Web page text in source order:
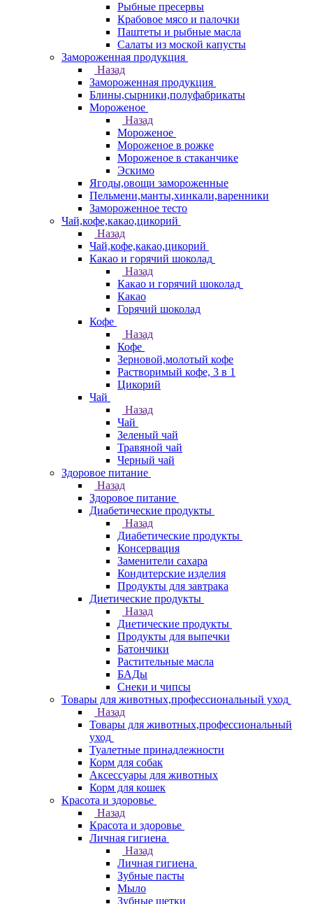
Рыбные пресервы
Крабовое мясо и палочки
Паштеты и рыбные масла
Салаты из моской капусты
Замороженная продукция
Назад
Замороженная продукция
Блины,сырники,полуфабрикаты
Мороженое
Назад
Мороженое
Мороженое в рожке
Мороженое в стаканчике
Эскимо
Ягоды,овощи замороженные
Пельмени,манты,хинкали,варенники
Замороженное тесто
Чай,кофе,какао,цикорий
Назад
Чай,кофе,какао,цикорий
Какао и горячий шоколад
Назад
Какао и горячий шоколад
Какао
Горячий шоколад
Кофе
Назад
Кофе
Зерновой,молотый кофе
Растворимый кофе, 3 в 1
Цикорий
Чай
Назад
Чай
Зеленый чай
Травяной чай
Черный чай
Здоровое питание
Назад
Здоровое питание
Диабетические продукты
Назад
Диабетические продукты
Консервация
Заменители сахара
Кондитерские изделия
Продукты для завтрака
Диетические продукты
Назад
Диетические продукты
Продукты для выпечки
Батончики
Растительные масла
БАДы
Снеки и чипсы
Товары для животных,профессиональный уход
Назад
Товары для животных,профессиональный
уход
Туалетные принадлежности
Корм для собак
Аксессуары для животных
Корм для кошек
Красота и здоровье
Назад
Красота и здоровье
Личная гигиена
Назад
Личная гигиена
Зубные пасты
Мыло
Зубные щетки